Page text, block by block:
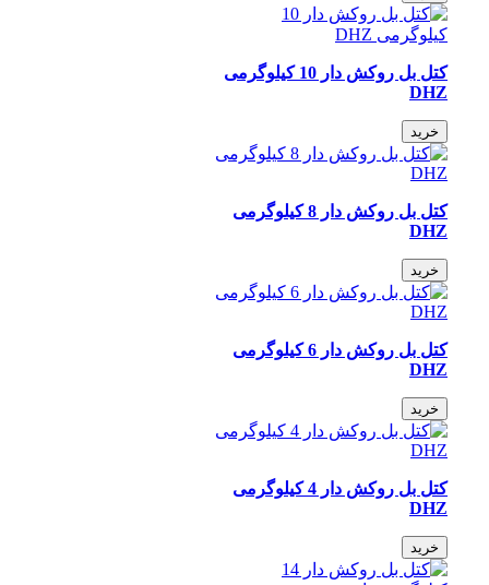
کتل بل روکش دار 10 کیلوگرمی
کتل بل روکش دار 8 کیلوگرمی
کتل بل روکش دار 6 کیلوگرمی
کتل بل روکش دار 4 کیلوگرمی